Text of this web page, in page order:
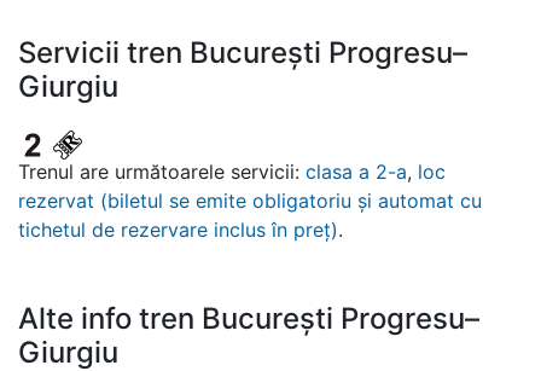
Servicii tren București Progresu–
Giurgiu
Trenul are următoarele servicii: clasa a 2-a, loc
rezervat (biletul se emite obligatoriu și automat cu
tichetul de rezervare inclus în preț).
Alte info tren București Progresu–
Giurgiu